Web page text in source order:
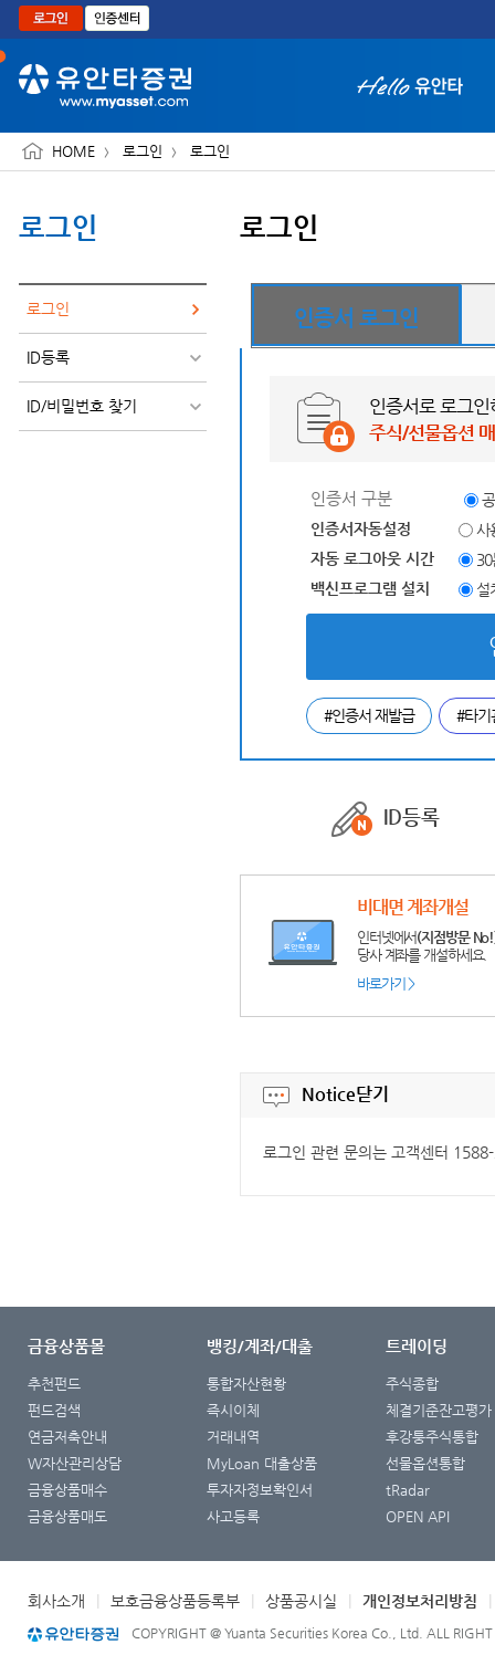
본문으로 바로가기
HOME 로그인 로그인
로그인
로그인
ID등록
ID/비밀번호 찾기
로그인
인증서 로그인
인증서로 로그
주식/선물옵션
인증서 구분
인증서자동설정
사
자동 로그아웃 시간
30
백신프로그램 설치
설
#인증서 재발급 #타기
ID등록
비대면 계좌개설
인터넷에서(지점방문
당사 계좌를 개설하세요.
바로가기 >
Notice닫기
로그인 관련 문의는 고객센터
금융상품몰
추천펀드
펀드검색
연금저축안내
W자산관리상담
금융상품매수
금융상품매도
뱅킹/계좌/대출
통합자산현황
즉시이체
거래내역
MyLoan 대출상품
투자자정보확인서
사고등록
트레이딩
주식종합
체결기준잔고평가
후강퉁주식통합
선물옵션통합
tRadar
OPEN API
회사소개 보호금융상품등록부 상품공시실 개인정보처리방침
COPYRIGHT @ Yuanta Securities Korea Co., Ltd. ALL RIGHT